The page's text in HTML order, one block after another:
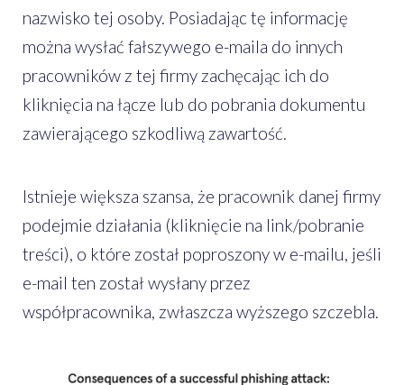
nazwisko tej osoby. Posiadając tę informację
można wysłać fałszywego e-maila do innych
pracowników z tej firmy zachęcając ich do
kliknięcia na łącze lub do pobrania dokumentu
zawierającego szkodliwą zawartość.
Istnieje większa szansa, że pracownik danej firmy
podejmie działania (kliknięcie na link/pobranie
treści), o które został poproszony w e-mailu, jeśli
e-mail ten został wysłany przez
współpracownika, zwłaszcza wyższego szczebla.